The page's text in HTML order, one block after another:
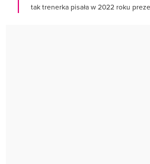
tak trenerka pisała w 2022 roku